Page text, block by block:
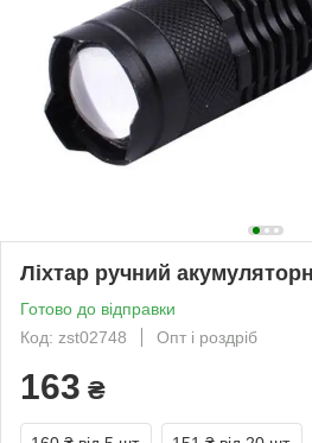
Ліхтар ручний
Готово до відправки
Код: zst02748
Опт і роздріб
163 ₴